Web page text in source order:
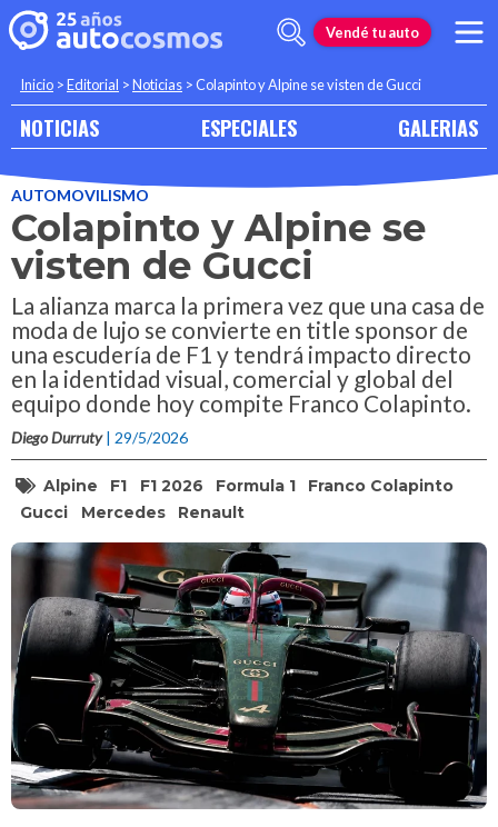
Vendé tu auto
Inicio >Editorial >Noticias >Colapinto y Alpine se visten de Gucci
NOTICIAS ESPECIALES GALERIAS
AUTOMOVILISMO
Colapinto y Alpine se
visten de Gucci
La alianza marca la primera vez que una casa de
moda de lujo se convierte en title sponsor de
una escudería de F1 y tendrá impacto directo
en la identidad visual, comercial y global del
equipo donde hoy compite Franco Colapinto.
Diego Durruty | 29/5/2026
Alpine F1 F1 2026 Formula 1
Franco Colapinto
Gucci
Mercedes Renault